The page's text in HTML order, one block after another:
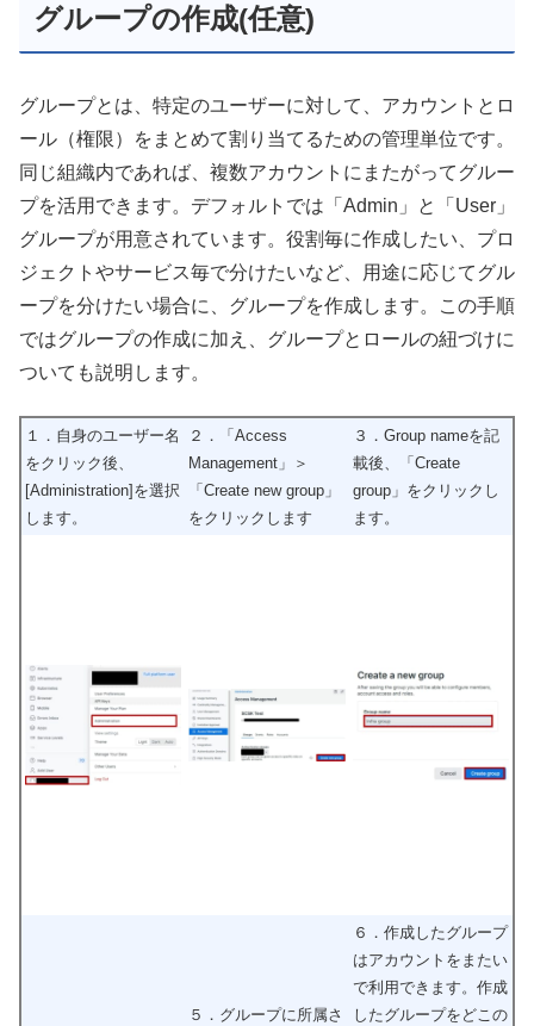
グループの作成(任意)
グループとは、特定のユーザーに対して、アカウントとロ
ール（権限）をまとめて割り当てるための管理単位です。
同じ組織内であれば、複数アカウントにまたがってグルー
プを活用できます。デフォルトでは「Admin」と「User」
グループが用意されています。役割毎に作成したい、プロ
ジェクトやサービス毎で分けたいなど、用途に応じてグル
ープを分けたい場合に、グループを作成します。この手順
ではグループの作成に加え、グループとロールの紐づけに
ついても説明します。
１．自身のユーザー名
をクリック後、
[Administration]を選択
します。
２．「Access
Management」＞
「Create new group」
をクリックします
３．Group nameを記
載後、「Create
group」をクリックし
ます。
５．グループに所属さ
６．作成したグループ
はアカウントをまたい
で利用できます。作成
したグループをどこの